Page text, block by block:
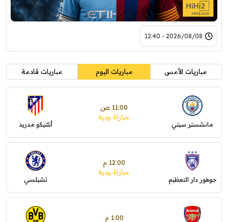
2026/08/08 - 12:40
مباريات الأمس مباريات اليوم مباريات قادمة
مانشستر سيتي
11:00 ص
مباراة ودية
أتلتيكو مدريد
جوهور دار التعظيم
12:00 م
مباراة ودية
تشيلسي
1:00 م